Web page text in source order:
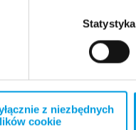
Statystyka
z niezbędnych
cookie